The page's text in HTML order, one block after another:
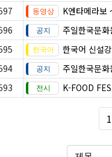
K엔타메라보
주일한국문
한국어 신설
주일한국문
K-FOOD
1